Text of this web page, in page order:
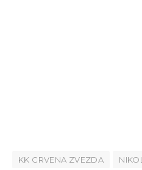
KK CRVENA ZVEZDA